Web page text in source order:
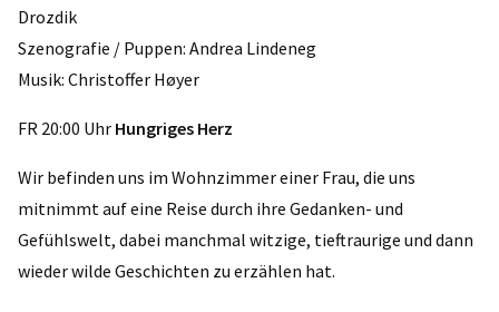
Drozdik
Szenografie / Puppen: Andrea Lindeneg
Musik: Christoffer Høyer
FR 20:00 Uhr Hungriges Herz
Wir befinden uns im Wohnzimmer einer Frau, die uns
mitnimmt auf eine Reise durch ihre Gedanken- und
Gefühlswelt, dabei manchmal witzige, tieftraurige und dann
wieder wilde Geschichten zu erzählen hat.